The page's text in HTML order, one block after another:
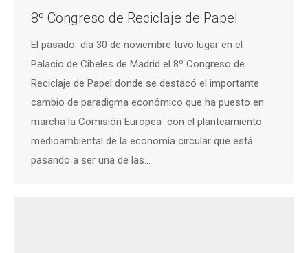
8º Congreso de Reciclaje de Papel
El pasado día 30 de noviembre tuvo lugar en el
Palacio de Cibeles de Madrid el 8º Congreso de
Reciclaje de Papel donde se destacó el importante
cambio de paradigma económico que ha puesto en
marcha la Comisión Europea con el planteamiento
medioambiental de la economía circular que está
pasando a ser una de las…